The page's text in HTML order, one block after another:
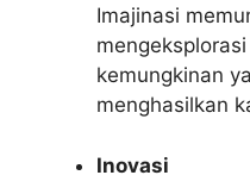
Imajinasi
kemungkinan
menghasilkan
Inovasi